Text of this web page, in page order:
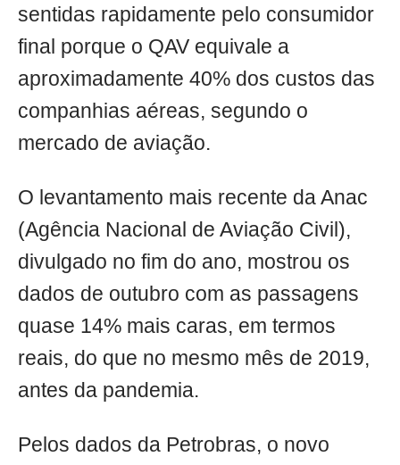
sentidas rapidamente pelo consumidor
final porque o QAV equivale a
aproximadamente 40% dos custos das
companhias aéreas, segundo o
mercado de aviação.
O levantamento mais recente da Anac
(Agência Nacional de Aviação Civil),
divulgado no fim do ano, mostrou os
dados de outubro com as passagens
quase 14% mais caras, em termos
reais, do que no mesmo mês de 2019,
antes da pandemia.
Pelos dados da Petrobras, o novo